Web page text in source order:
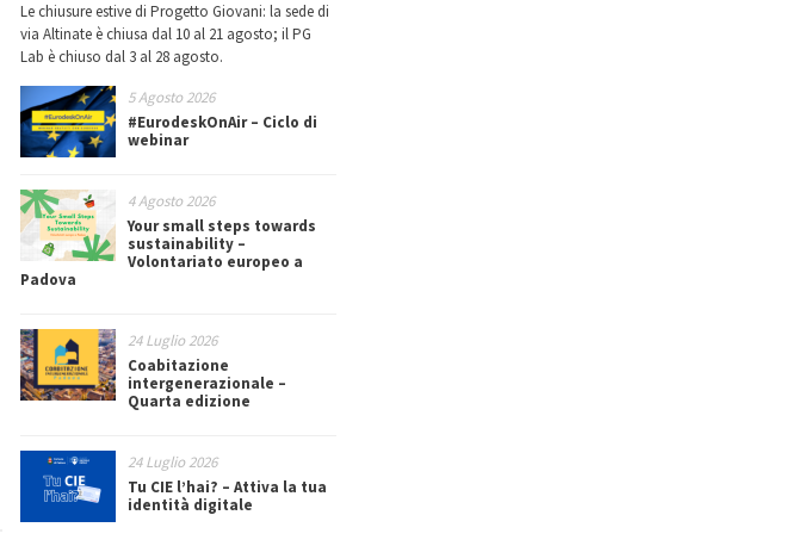
Le chiusure estive di Progetto Giovani: la sede di
via Altinate è chiusa dal 10 al 21 agosto; il PG
Lab è chiuso dal 3 al 28 agosto.
5 Agosto 2026
#EurodeskOnAir – Ciclo di
webinar
4 Agosto 2026
Your small steps towards
sustainability –
Volontariato europeo a
Padova
24 Luglio 2026
Coabitazione
intergenerazionale –
Quarta edizione
24 Luglio 2026
Tu CIE l’hai? – Attiva la tua
identità digitale